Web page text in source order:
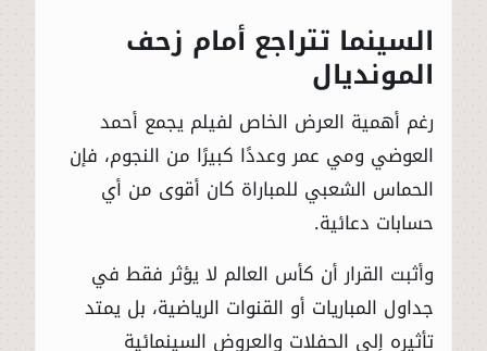
السينما تتراجع أمام زحف
المونديال
رغم أهمية العرض الخاص لفيلم يجمع أحمد
العوضي ومي عمر وعددًا كبيرًا من النجوم، فإن
الحماس الشعبي للمباراة كان أقوى من أي
حسابات دعائية.
وأثبت القرار أن كأس العالم لا يؤثر فقط في
جداول المباريات أو القنوات الرياضية، بل يمتد
تأثيره إلى الحفلات والعروض السينمائية